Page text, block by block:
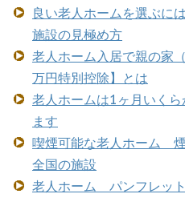
良い老人ホームを選ぶに
施設の見極め方
老人ホーム入居で親の家
万円特別控除】とは
老人ホームは1ヶ月いく
ます
喫煙可能な老人ホーム
全国の施設
老人ホーム パンフレッ